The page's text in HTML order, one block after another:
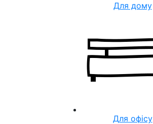
Для дому
Для офісу